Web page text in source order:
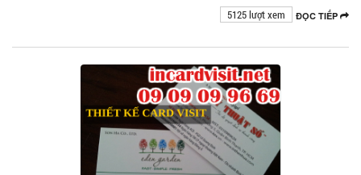
ĐỌC TIẾP
5125 lượt xem